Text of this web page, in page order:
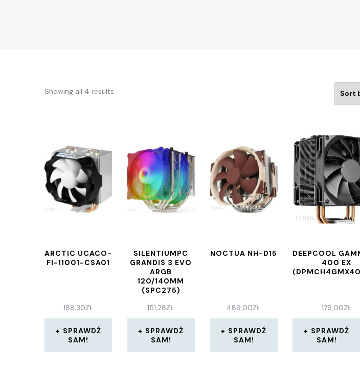
Showing all 4 results
ARCTIC UCACO-
FI-11001-CSA01
188,30ZŁ
SPRAWDŹ
SAM!
SILENTIUMPC
GRANDIS 3 EVO
ARGB
120/140MM
(SPC275)
151,28ZŁ
SPRAWDŹ
SAM!
NOCTUA NH-D15
489,00ZŁ
SPRAWDŹ
SAM!
DEEPCOOL
400 EX
179,00ZŁ
SPRAWDŹ
SAM!